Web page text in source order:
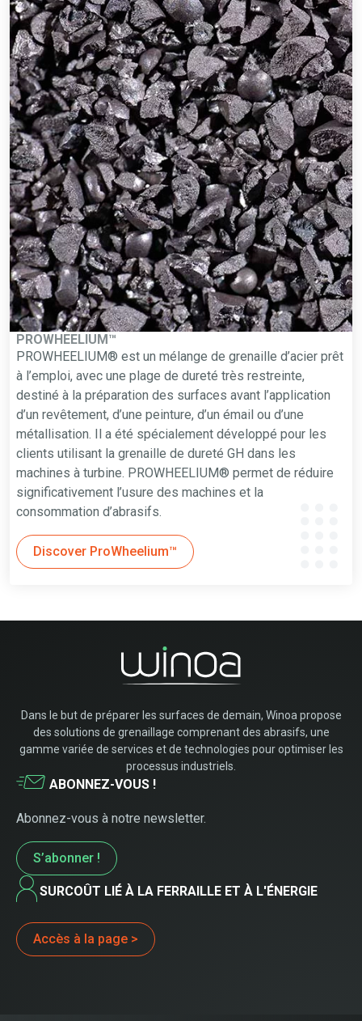
PROWHEELIUM™
PROWHEELIUM® est un mélange de grenaille d’acier prêt
à l’emploi, avec une plage de dureté très restreinte,
destiné à la préparation des surfaces avant l’application
d’un revêtement, d’une peinture, d’un émail ou d’une
métallisation. Il a été spécialement développé pour les
clients utilisant la grenaille de dureté GH dans les
machines à turbine. PROWHEELIUM® permet de réduire
significativement l’usure des machines et la
consommation d’abrasifs.
Discover ProWheelium™
Dans le but de préparer les surfaces de demain, Winoa propose
des solutions de grenaillage comprenant des abrasifs, une
gamme variée de services et de technologies pour optimiser les
processus industriels.
ABONNEZ-VOUS !
Abonnez-vous à notre newsletter.
S’abonner !
SURCOÛT LIÉ À LA FERRAILLE ET À L'ÉNERGIE
Accès à la page >